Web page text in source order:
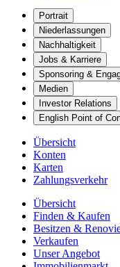
Portrait
Niederlassungen
Nachhaltigkeit
Jobs & Karriere
Sponsoring &
Medien
Investor Relations
English Point of
Übersicht
Konten
Karten
Zahlungsverkehr
Übersicht
Finden & Kaufen
Besitzen &
Verkaufen
Unser Angebot